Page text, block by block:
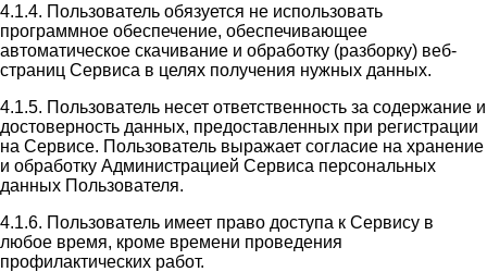
4.1.4. Пользователь обязуется не использовать
программное обеспечение, обеспечивающее
автоматическое скачивание и обработку (разборку) веб-
страниц Сервиса в целях получения нужных данных.
4.1.5. Пользователь несет ответственность за содержание и
достоверность данных, предоставленных при регистрации
на Сервисе. Пользователь выражает согласие на хранение
и обработку Администрацией Сервиса персональных
данных Пользователя.
4.1.6. Пользователь имеет право доступа к Сервису в
любое время, кроме времени проведения
профилактических работ.